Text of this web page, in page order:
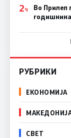
2Ч
Во Прилеп
РУБРИКИ
ЕКОНОМИЈА
СВЕТ